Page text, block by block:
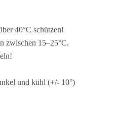
40°C schützen!
zwischen 15–25°C.
und kühl (+/- 10°)